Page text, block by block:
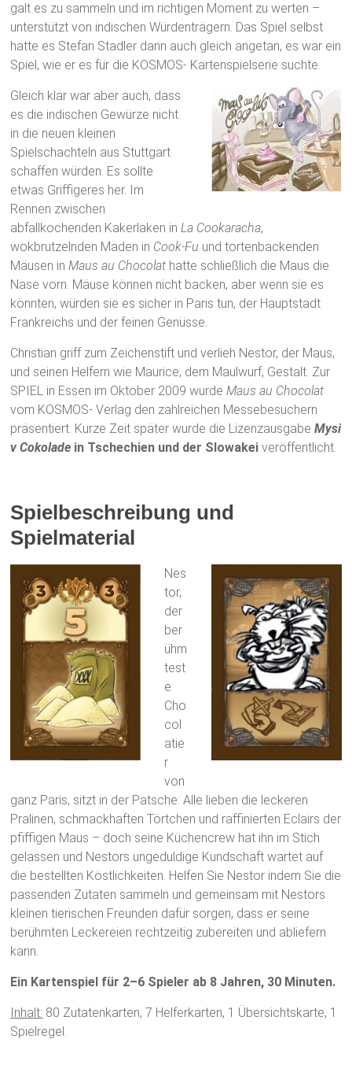
galt es zu sammeln und im richtigen Moment zu werten –
unterstützt von indischen Würdenträgern. Das Spiel selbst
hatte es Stefan Stadler dann auch gleich angetan, es war ein
Spiel, wie er es für die KOSMOS- Kartenspielserie suchte.
Gleich klar war aber auch, dass
es die indischen Gewürze nicht
in die neuen kleinen
Spielschachteln aus Stuttgart
schaffen würden. Es sollte
etwas Griffigeres her. Im
Rennen zwischen
abfallkochenden Kakerlaken inLa Cookaracha,
wokbrutzelnden Maden in Cook-Fu und tortenbackenden
Mäusen inMaus au Chocolat hatte schließlich die Maus die
Nase vorn. Mäuse können nicht backen, aber wenn sie es
könnten, würden sie es sicher in Paris tun, der Hauptstadt
Frankreichs und der feinen Genüsse.
Christian griff zum Zeichenstift und verlieh Nestor, der Maus,
und seinen Helfern wie Maurice, dem Maulwurf, Gestalt. Zur
SPIEL in Essen im Oktober 2009 wurdeMaus au Chocolat
vom KOSMOS- Verlag den zahlreichen Messebesuchern
präsentiert. Kurze Zeit später wurde die LizenzausgabeMysi
v Cokolade in Tschechien und der Slowakei veröffentlicht.
Spielbeschreibung und
Spielmaterial
Nes
tor,
der
ber
ühm
test
e
Cho
col
atie
r
von
ganz Paris, sitzt in der Patsche: Alle lieben die leckeren
Pralinen, schmackhaften Törtchen und raffinierten Eclairs der
pfiffigen Maus – doch seine Küchencrew hat ihn im Stich
gelassen und Nestors ungeduldige Kundschaft wartet auf
die bestellten Köstlichkeiten. Helfen Sie Nestor indem Sie die
passenden Zutaten sammeln und gemeinsam mit Nestors
kleinen tierischen Freunden dafür sorgen, dass er seine
berühmten Leckereien rechtzeitig zubereiten und abliefern
kann.
Ein Kartenspiel für 2–6 Spieler ab 8 Jahren, 30 Minuten.
Inhalt: 80 Zutatenkarten, 7 Helferkarten, 1 Übersichtskarte, 1
Spielregel.